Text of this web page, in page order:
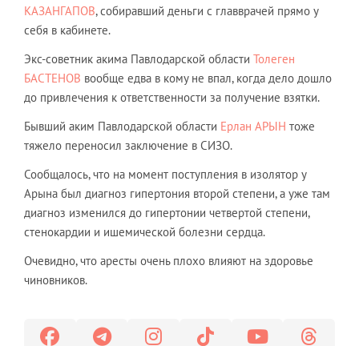
КАЗАНГАПОВ, собиравший деньги с главврачей прямо у
себя в кабинете.
Экс-советник акима Павлодарской области Толеген
БАСТЕНОВ вообще едва в кому не впал, когда дело дошло
до привлечения к ответственности за получение взятки.
Бывший аким Павлодарской области Ерлан АРЫН тоже
тяжело переносил заключение в СИЗО.
Сообщалось, что на момент поступления в изолятор у
Арына был диагноз гипертония второй степени, а уже там
диагноз изменился до гипертонии четвертой степени,
стенокардии и ишемической болезни сердца.
Очевидно, что аресты очень плохо влияют на здоровье
чиновников.